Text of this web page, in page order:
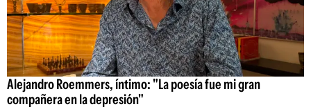
Alejandro Roemmers, íntimo: "La poesía fue mi gran
compañera en la depresión"